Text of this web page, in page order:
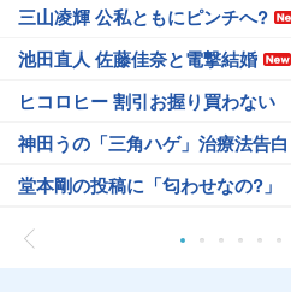
三山凌輝 公私ともにピンチへ?
池田直人 佐藤佳奈と電撃結婚
ヒコロヒー 割引お握り買わない
神田うの「三角ハゲ」治療法告白
堂本剛の投稿に「匂わせなの?」